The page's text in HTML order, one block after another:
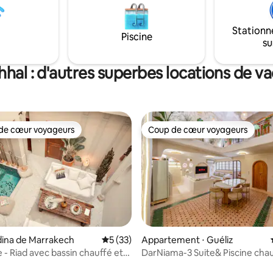
et climatisation. Récemment
le Top 42 Best AirBnbs with
Nast Traveller. Service de
fourni.
préparation du petit déjeuner
compris, une gouvernante est
la journée.
Piscine
: d'autres superbes locations de
cœur voyageurs les plus appréciés
cœur voyageurs
de Marrakech Évaluation moyenne sur la base de 33
5 (33)
- Riad avec bassin chauffé et
Coup de cœur voyageurs
Coup de cœur voyageurs
Appartement ⋅ Guéliz
DarNiama-3 Suite& Piscine